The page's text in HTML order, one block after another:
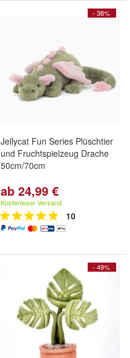
- 38%
Jellycat Fun Series Plüschtier
und Fruchtspielzeug Drache
50cm/70cm
ab 24,99 €
Kostenloser Versand
10
- 49%